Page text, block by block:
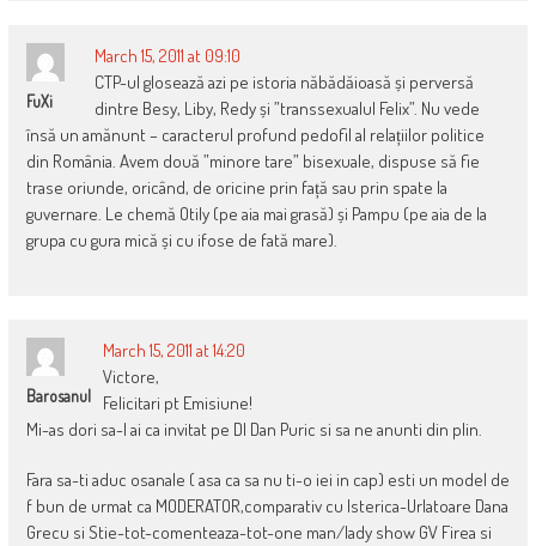
FuXi
March 15, 2011 at 09:10
CTP-ul glosează azi pe istoria năbădăioasă și perversă
dintre Besy, Liby, Redy și ”transsexualul Felix”. Nu vede
însă un amănunt – caracterul profund pedofil al relațiilor politice
din România. Avem două ”minore tare” bisexuale, dispuse să fie
trase oriunde, oricând, de oricine prin față sau prin spate la
guvernare. Le chemă Otily (pe aia mai grasă) și Pampu (pe aia de la
grupa cu gura mică și cu ifose de fată mare).
Barosanul
March 15, 2011 at 14:20
Victore,
Felicitari pt Emisiune!
Mi-as dori sa-l ai ca invitat pe Dl Dan Puric si sa ne anunti din plin.
Fara sa-ti aduc osanale ( asa ca sa nu ti-o iei in cap) esti un model de
f bun de urmat ca MODERATOR,comparativ cu Isterica-Urlatoare Dana
Grecu si Stie-tot-comenteaza-tot-one man/lady show GV Firea si